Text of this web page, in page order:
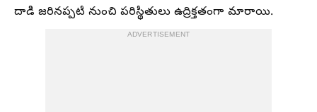
దాడి జరినప్పటి నుంచి పరిస్థితులు ఉద్రిక్తతంగా మారాయి.
ADVERTISEMENT